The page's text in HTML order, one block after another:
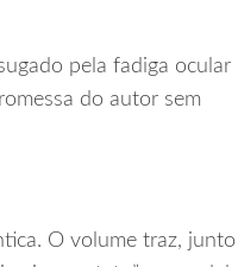
pela fadiga ocular
do autor sem
O volume traz, junto